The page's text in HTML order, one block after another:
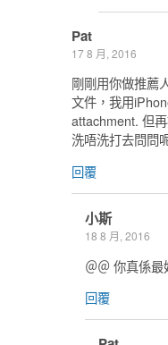
Pat
17 8 月, 2016
剛剛用你做推薦
文件，我用
attachment. 但
洗唔洗打去問問
回覆
小斯
18 8 月, 2016
＠＠ 你真係
回覆